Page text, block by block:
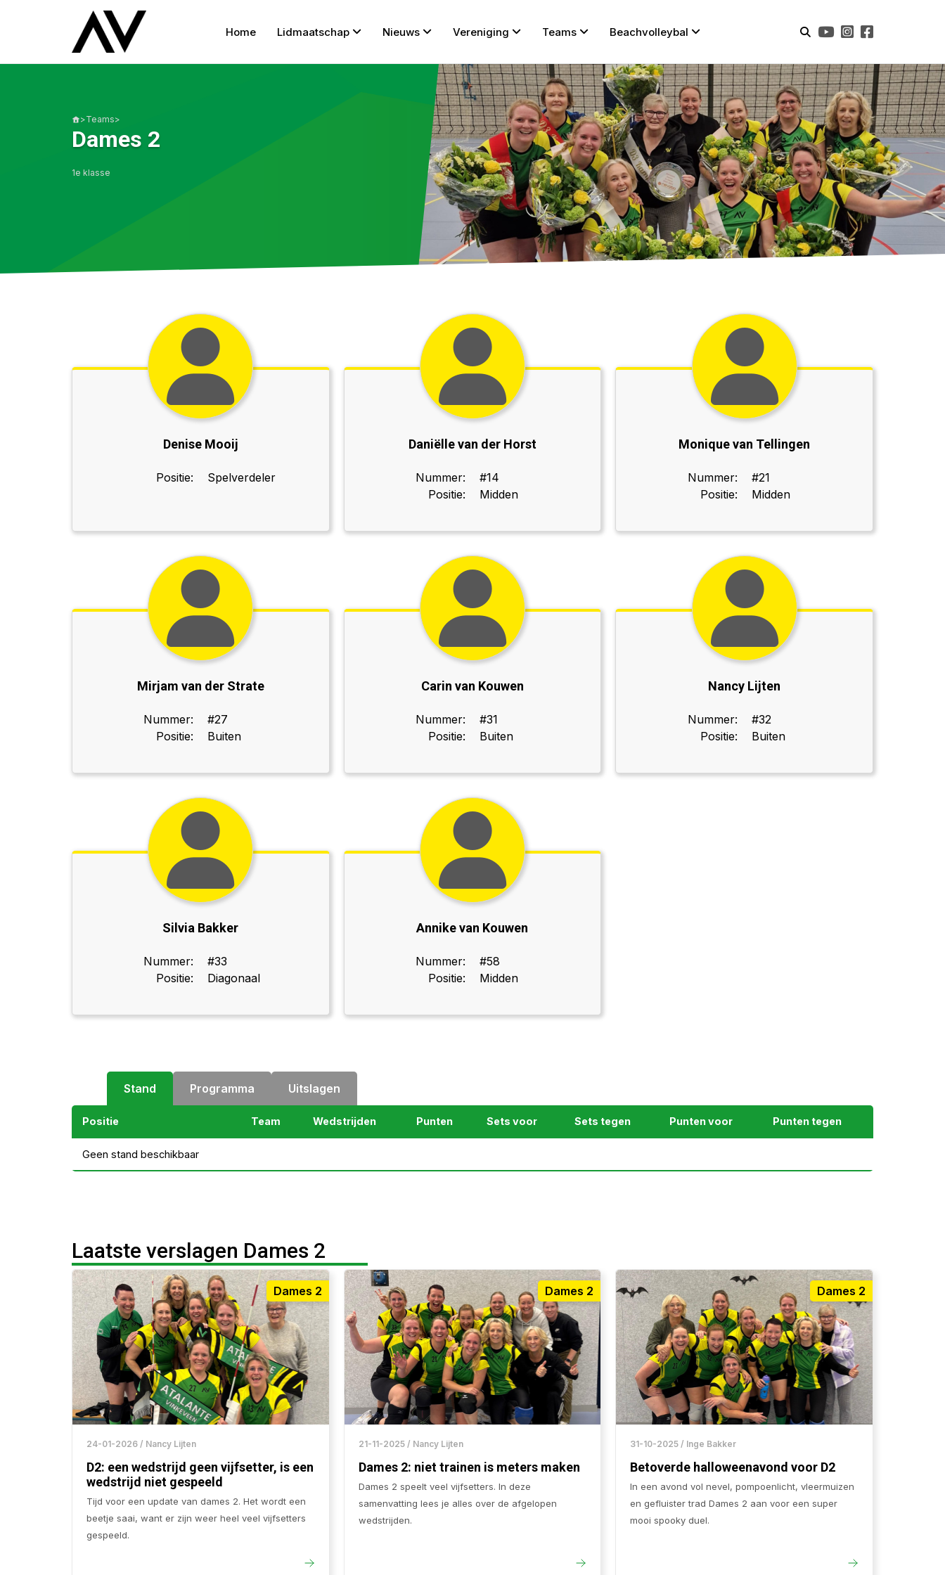
Home Lidmaatschap Nieuws Vereniging Teams Beachvolleybal
>Teams>
Dames 2
1e klasse
Denise Mooij
Positie: Spelverdeler
Daniëlle van der Horst
Nummer:
#14
Positie:
Midden
Monique van Tellingen
Nummer:
#21
Positie:
Midden
Mirjam van der Strate
Nummer:
#27
Positie:
Buiten
Carin van Kouwen
Nummer:
#31
Positie:
Buiten
Nancy Lijten
Nummer:
#32
Positie:
Buiten
Silvia Bakker
Nummer:
#33
Positie:
Diagonaal
Annike van Kouwen
Nummer:
#58
Positie:
Midden
Stand Programma Uitslagen
Positie Team Wedstrijden Punten Sets voor Sets tegen Punten voor Punten tegen
Geen stand beschikbaar
Laatste verslagen Dames 2
Dames 2
24-01-2026 / Nancy Lijten
D2: een wedstrijd geen vijfsetter, is een
wedstrijd niet gespeeld
Tijd voor een update van dames 2. Het wordt een
beetje saai, want er zijn weer heel veel vijfsetters
gespeeld.
Dames 2
21-11-2025 / Nancy Lijten
Dames 2: niet trainen is meters maken
Dames 2 speelt veel vijfsetters. In deze
samenvatting lees je alles over de afgelopen
wedstrijden.
Dames 2
31-10-2025 / Inge Bakker
Betoverde halloweenavond voor D2
In een avond vol nevel, pompoenlicht, vleermuizen
en gefluister trad Dames 2 aan voor een super
mooi spooky duel.